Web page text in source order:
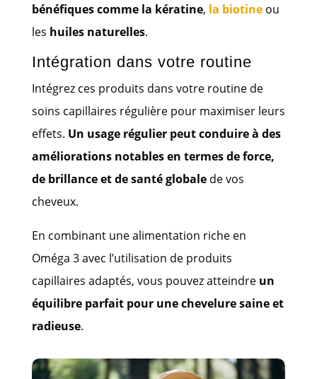
bénéfiques comme la kératine, la biotineou
les huiles naturelles.
Intégration dans votre routine
Intégrez ces produits dans votre routine de
soins capillaires régulière pour maximiser leurs
effets. Un usage régulier peut conduire à des
améliorations notables en termes de force,
de brillance et de santé globalede vos
cheveux.
En combinant une alimentation riche en
Oméga 3 avec l’utilisation de produits
capillaires adaptés, vous pouvez atteindre un
équilibre parfait pour une chevelure saine et
radieuse.